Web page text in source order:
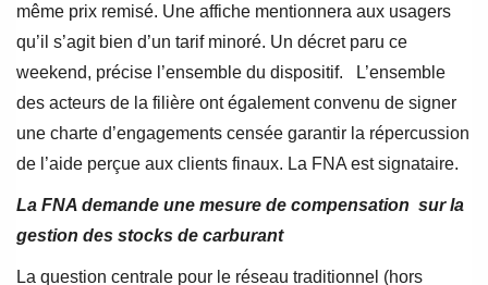
même prix remisé. Une affiche mentionnera aux usagers
qu’il s’agit bien d’un tarif minoré. Un décret paru ce
weekend, précise l’ensemble du dispositif. L’ensemble
des acteurs de la filière ont également convenu de signer
une charte d’engagements censée garantir la répercussion
de l’aide perçue aux clients finaux. La FNA est signataire.
La FNA demande une mesure de compensation sur la
gestion des stocks de carburant
La question centrale pour le réseau traditionnel (hors